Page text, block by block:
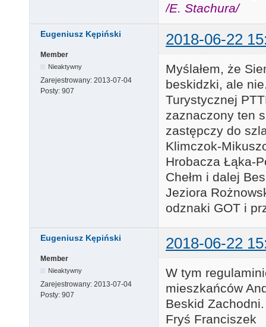
/E. Stachura/
Eugeniusz Kępiński 2018-06-22
Member
Nieaktywny
Zarejestrowany: 2013-07-04
Posty: 907
Myślałem, że
beskidzki, ale
Turystycznej
zaznaczony ten
zastępczy do
Klimczok-
Hrobacza Łąka-
Chełm i dalej
Jeziora
odznaki GOT i
Eugeniusz Kępiński 2018-06-22
Member
Nieaktywny
Zarejestrowany: 2013-07-04
Posty: 907
W tym
mieszkańców
Beskid Zachodni.
Fryś Franciszek